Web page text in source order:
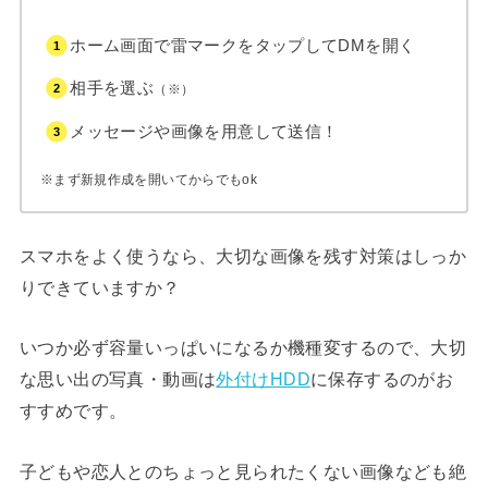
ホーム画面で雷マークをタップしてDMを開く
相手を選ぶ （※）
メッセージや画像を用意して送信！
※まず新規作成を開いてからでもok
スマホをよく使うなら、大切な画像を残す対策はしっか
りできていますか？
いつか必ず容量いっぱいになるか機種変するので、大切
な思い出の写真・動画は外付けHDDに保存するのがお
すすめです。
子どもや恋人とのちょっと見られたくない画像なども絶